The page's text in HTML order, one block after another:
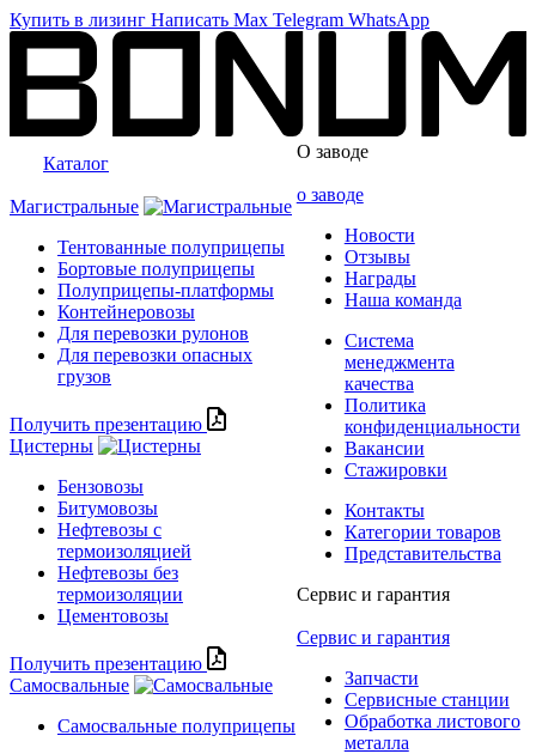
Купить в лизинг Написать Max Telegram WhatsApp
Каталог
Магистральные
Тентованные полуприцепы
Бортовые полуприцепы
Полуприцепы-платформы
Контейнеровозы
Для перевозки рулонов
Для перевозки опасных
грузов
Получить презентацию
Цистерны
Бензовозы
Битумовозы
Нефтевозы с
термоизоляцией
Нефтевозы без
термоизоляции
Цементовозы
Получить презентацию
Самосвальные
Самосвальные полуприцепы
О заводе
о заводе
Новости
Отзывы
Награды
Наша команда
Система
менеджмента
качества
Политика
конфиденциальности
Вакансии
Стажировки
Контакты
Категории товаров
Представительства
Сервис и гарантия
Сервис и гарантия
Запчасти
Сервисные станции
Обработка листового
металла